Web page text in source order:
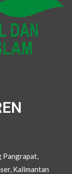
Pangrapat,
Kalimantan